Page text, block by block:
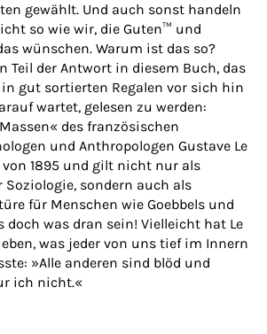
gewählt. Und auch sonst handeln
so wie wir, die Guten™ und
wünschen. Warum ist das so?
Teil der Antwort in diesem Buch, das
in gut sortierten Regalen vor sich hin
wartet, gelesen zu werden:
des französischen
und Anthropologen Gustave Le
von 1895 und gilt nicht nur als
Soziologie, sondern auch als
für Menschen wie Goebbels und
doch was dran sein! Vielleicht hat Le
was jeder von uns tief im Innern
»Alle anderen sind blöd und
ich nicht.«